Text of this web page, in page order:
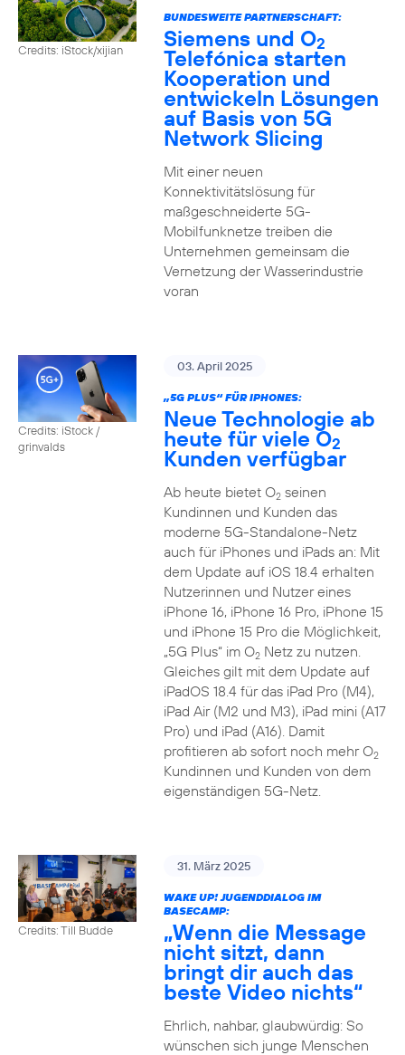
Credits: iStock/xijian
BUNDESWEITE PARTNERSCHAFT:
Siemens und O2
Telefónica starten
Kooperation und
entwickeln Lösungen
auf Basis von 5G
Network Slicing
Mit einer neuen
Konnektivitätslösung für
maßgeschneiderte 5G-
Mobilfunknetze treiben die
Unternehmen gemeinsam die
Vernetzung der Wasserindustrie
voran
Credits: iStock /
grinvalds
03. April 2025
„5G PLUS“ FÜR IPHONES:
Neue Technologie ab
heute für viele O2
Kunden verfügbar
Ab heute bietet O2seinen
Kundinnen und Kunden das
moderne 5G-Standalone-Netz
auch für iPhones und iPads an: Mit
dem Update auf iOS 18.4 erhalten
Nutzerinnen und Nutzer eines
iPhone 16, iPhone 16 Pro, iPhone 15
und iPhone 15 Pro die Möglichkeit,
„5G Plus“ im O2Netz zu nutzen.
Gleiches gilt mit dem Update auf
iPadOS 18.4 für das iPad Pro (M4),
iPad Air (M2 und M3), iPad mini (A17
Pro) und iPad (A16). Damit
profitieren ab sofort noch mehr O2
Kundinnen und Kunden von dem
eigenständigen 5G-Netz.
Credits: Till Budde
31. März 2025
WAKE UP! JUGENDDIALOG IM
BASECAMP:
„Wenn die Message
nicht sitzt, dann
bringt dir auch das
beste Video nichts“
Ehrlich, nahbar, glaubwürdig: So
wünschen sich junge Menschen